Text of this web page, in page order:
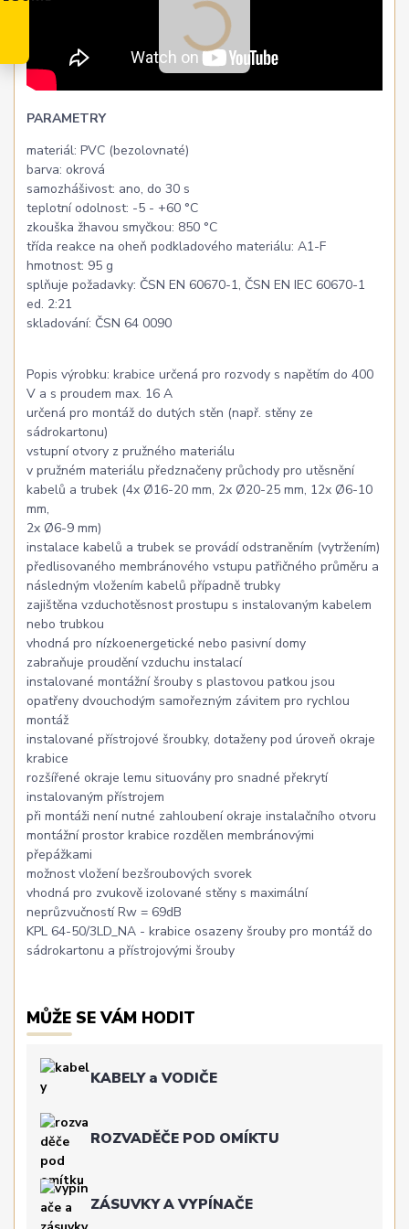
PARAMETRY
materiál: PVC (bezolovnaté)
barva: okrová
samozhášivost: ano, do 30 s
teplotní odolnost: -5 - +60 °C
zkouška žhavou smyčkou: 850 °C
třída reakce na oheň podkladového materiálu: A1-F
hmotnost: 95 g
splňuje požadavky: ČSN EN 60670-1, ČSN EN IEC 60670-1
ed. 2:21
skladování: ČSN 64 0090
Popis výrobku: krabice určená pro rozvody s napětím do 400
V a s proudem max. 16 A
určená pro montáž do dutých stěn (např. stěny ze
sádrokartonu)
vstupní otvory z pružného materiálu
v pružném materiálu předznačeny průchody pro utěsnění
kabelů a trubek (4x Ø16-20 mm, 2x Ø20-25 mm, 12x Ø6-10
mm,
2x Ø6-9 mm)
instalace kabelů a trubek se provádí odstraněním (vytržením)
předlisovaného membránového vstupu patřičného průměru a
následným vložením kabelů případně trubky
zajištěna vzduchotěsnost prostupu s instalovaným kabelem
nebo trubkou
vhodná pro nízkoenergetické nebo pasivní domy
zabraňuje proudění vzduchu instalací
instalované montážní šrouby s plastovou patkou jsou
opatřeny dvouchodým samořezným závitem pro rychlou
montáž
instalované přístrojové šroubky, dotaženy pod úroveň okraje
krabice
rozšířené okraje lemu situovány pro snadné překrytí
instalovaným přístrojem
při montáži není nutné zahloubení okraje instalačního otvoru
montážní prostor krabice rozdělen membránovými
přepážkami
možnost vložení bezšroubových svorek
vhodná pro zvukově izolované stěny s maximální
neprůzvučností Rw = 69dB
KPL 64-50/3LD_NA - krabice osazeny šrouby pro montáž do
sádrokartonu a přístrojovými šrouby
MŮŽE SE VÁM HODIT
KABELY a VODIČE
ROZVADĚČE POD OMÍKTU
ZÁSUVKY A VYPÍNAČE